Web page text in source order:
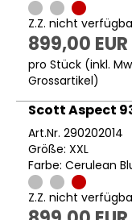
Z.Z. nicht
899,00 EUR
pro Stück (inkl.
Grossartikel)
Scott Aspect
Art.Nr. 290202014
Größe: XXL
Farbe: Cerulean
Z.Z. nicht